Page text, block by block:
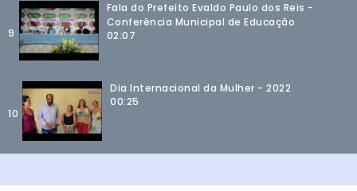
9
Fala do Prefeito Evaldo Paulo dos Reis -
Conferência Municipal de Educação
02:07
10
Dia Internacional da Mulher - 2022
00:25